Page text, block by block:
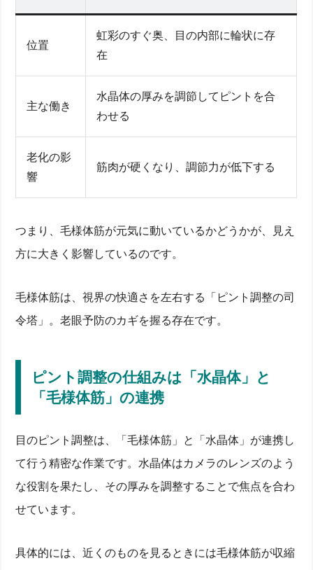
位置
虹彩のすぐ奥、目の内部に輪状に存
在
主な働き
水晶体の厚みを調節してピントを合
わせる
老化の影
響
筋肉が硬くなり、調節力が低下する
つまり、毛様体筋が元気に動いているかどうかが、見え
方に大きく影響しているのです。
毛様体筋は、視界の快適さを左右する「ピント調整の司
令塔」。老眼予防のカギを握る存在です。
ピント調整の仕組みは「水晶体」と
「毛様体筋」の連携
目のピント調整は、「毛様体筋」と「水晶体」が連携し
て行う精密な作業です。水晶体はカメラのレンズのよう
な役割を果たし、その厚みを調整することで焦点を合わ
せています。
具体的には、近くのものを見るときには毛様体筋が収縮